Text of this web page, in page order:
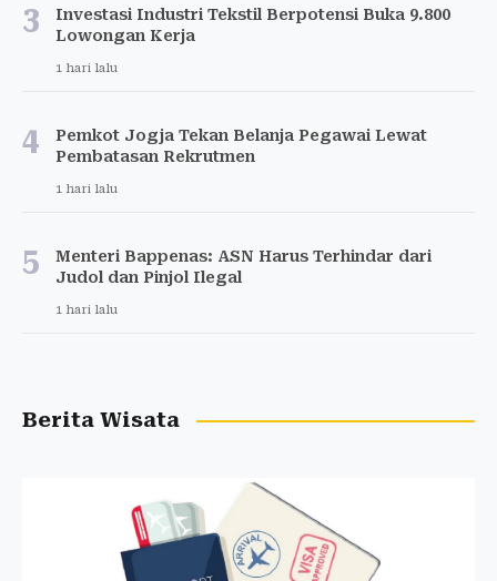
3
Investasi Industri Tekstil Berpotensi Buka 9.800
Lowongan Kerja
1 hari lalu
4
Pemkot Jogja Tekan Belanja Pegawai Lewat
Pembatasan Rekrutmen
1 hari lalu
5
Menteri Bappenas: ASN Harus Terhindar dari
Judol dan Pinjol Ilegal
1 hari lalu
Berita Wisata